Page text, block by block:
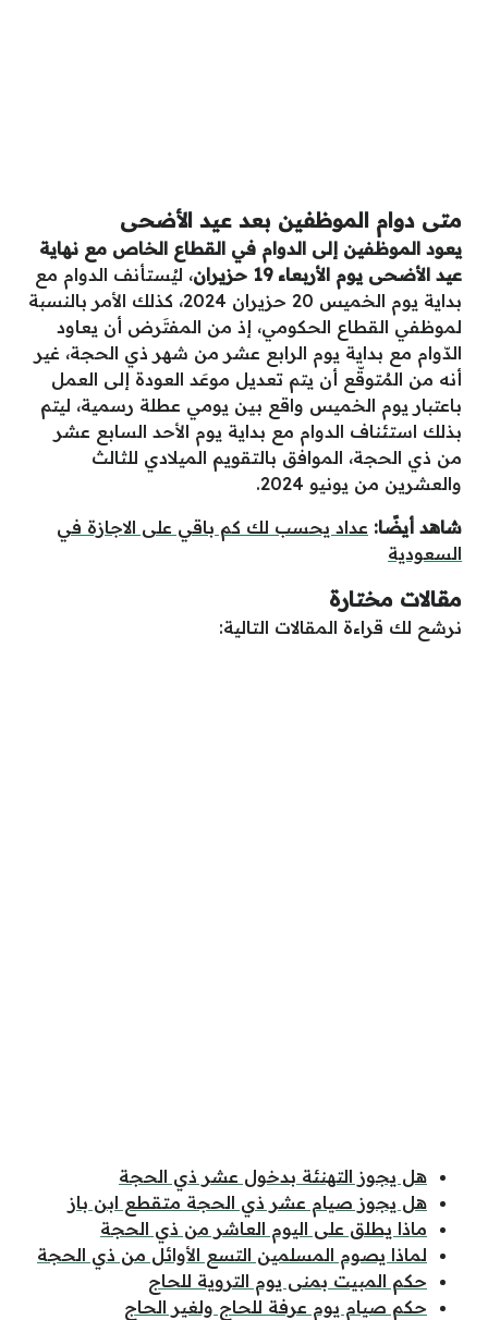
متى دوام الموظفين بعد عيد الأضحى
يعود الموظفين إلى الدوام في القطاع الخاص مع نهاية
عيد الأضحى يوم الأربعاء 19 حزيران
، ليُستأنف الدوام مع
بداية يوم الخميس 20 حزيران 2024، كذلك الأمر بالنسبة
لموظفي القطاع الحكومي، إذ من المفتَرض أن يعاود
الدّوام مع بداية يوم الرابع عشر من شهر ذي الحجة، غير
أنه من المُتوقّع أن يتم تعديل موعَد العودة إلى العمل
باعتبار يوم الخميس واقع بين يومي عطلة رسمية، ليتم
بذلك استئناف الدوام مع بداية يوم الأحد السابع عشر
من ذي الحجة، الموافق بالتقويم الميلادي للثالث
والعشرين من يونيو 2024.
شاهد أيضًا: عداد يحسب لك كم باقي على الاجازة في
السعودية
مقالات مختارة
نرشح لك قراءة المقالات التالية:
هل يجوز التهنئة بدخول عشر ذي الحجة
هل يجوز صيام عشر ذي الحجة متقطع ابن باز
ماذا يطلق على اليوم العاشر من ذي الحجة
لماذا يصوم المسلمين التسع الأوائل من ذي الحجة
حكم المبيت بمنى يوم التروية للحاج
حكم صيام يوم عرفة للحاج ولغير الحاج